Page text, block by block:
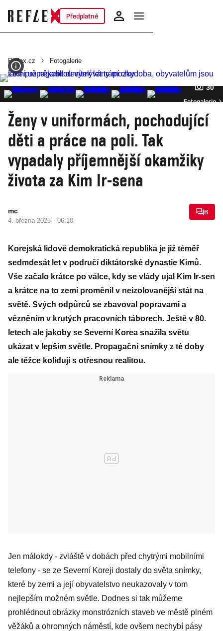
Předplatné
Reflex.cz Fotogalerie
30
Fotogalerie
Ženy v uniformách, pochodující
děti a práce na poli. Tak
vypadaly příjemnější okamžiky
života za Kim Ir-sena
mc
4. března 2025 · 06:10
6
Korejská lidově demokratická republika je již téměř
sedmdesát let v područí diktátorské dynastie Kimů.
Vše začalo krátce po válce, kdy se vlády ujal Kim Ir-sen
a krátce na to zemi proměnil v neizolovanější stát na
světě. Svých odpůrců se zbavoval popravami a
vězněním v krutých pracovních táborech. Ještě v 80.
letech ale jakoby se Severní Korea snažila světu
ukázat v lepším světle. Propagační snímky z té doby
ale těžce kolidují s otřesnou realitou.
Jen málokdy - zvláště v dobách před chytrými mobilními
telefony - se ze Severní Koreji dostaly do světa snímky,
které by zemi a její obyvatelstvo neukazovaly v tom
nejlepším možném světle. Dodnes si tak můžeme
prohlédnout obrázky monstrózních staveb ve městě plném
věžáků a ohromných náměstí, kde ovšem nechybí pásy